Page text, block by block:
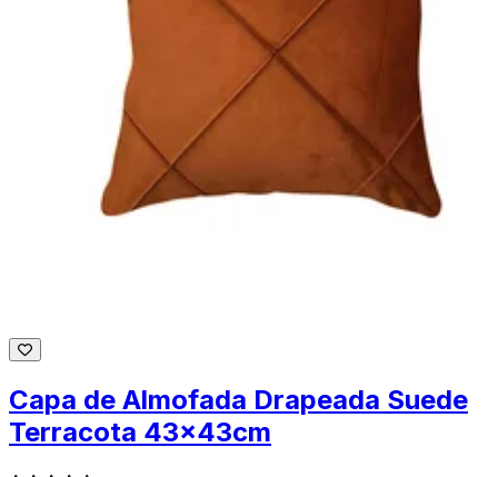
Capa de Almofada Drapeada Suede
Terracota 43x43cm